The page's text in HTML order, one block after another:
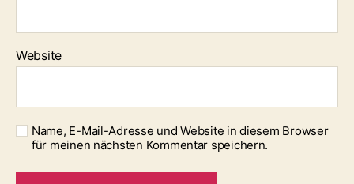
Website
Name, E-Mail-Adresse und Website in diesem Browser
für meinen nächsten Kommentar speichern.